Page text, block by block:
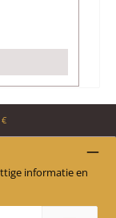
informatie en